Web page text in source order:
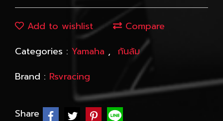
Add to wishlist
Compare
Categories : Yamaha , กันล้ม
Brand : Rsvracing
Share